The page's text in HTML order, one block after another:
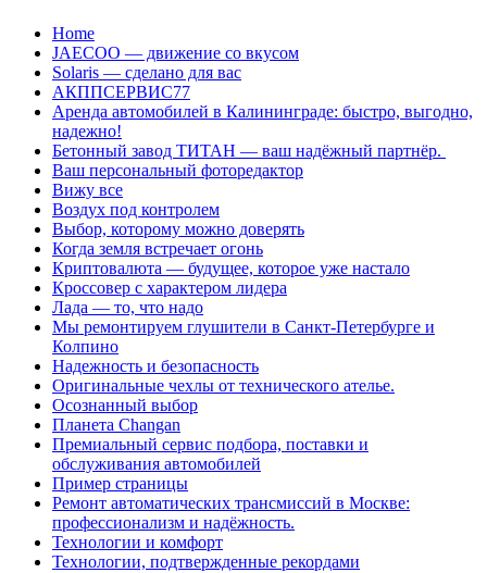
Перейти
содержанию
Home
JAECOO — движение со вкусом
Solaris — сделано для вас
АКППСЕРВИС77
Аренда автомобилей в Калининграде: быстро, выгодно,
надежно!
Бетонный завод ТИТАН — ваш надёжный партнёр.
Ваш персональный фоторедактор
Вижу все
Воздух под контролем
Выбор, которому можно доверять
Когда земля встречает огонь
Криптовалюта — будущее, которое уже настало
Кроссовер с характером лидера
Лада — то, что надо
Мы ремонтируем глушители в Санкт-Петербурге и
Колпино
Надежность и безопасность
Оригинальные чехлы от технического ателье.
Осознанный выбор
Планета Changan
Премиальный сервис подбора, поставки и
обслуживания автомобилей
Пример страницы
Ремонт автоматических трансмиссий в Москве:
профессионализм и надёжность.
Технологии и комфорт
Технологии, подтвержденные рекордами